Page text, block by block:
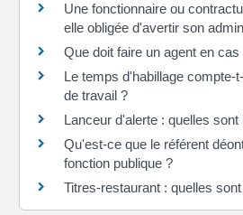
Une fonctionnaire ou
elle obligée d'avertir son
Que doit faire un agent en
Le temps d'habillage compte-
de travail ?
Lanceur d'alerte : quelles sont
Qu'est-ce que le référent
fonction publique ?
Titres-restaurant : quelles